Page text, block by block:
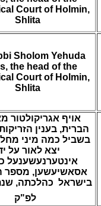
Court of Holmin,
Shlita
Sholom Yehuda
the head of the
Court of Holmin,
Shlita
אויף אגריקולטור
הברית, בענין
בשביל כמה מיני
יצא לאור על
אינטערנעשענעל
אסאשיעשען, מספר
בישראל כהלכתה,
לפ"ק